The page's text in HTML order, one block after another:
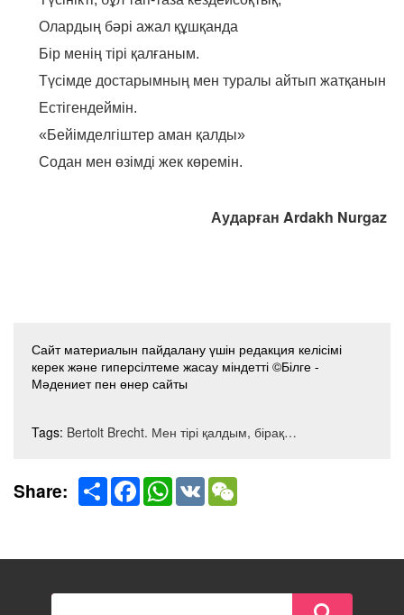
Олардың бәрі ажал құшқанда
Бір менің тірі қалғаным.
Түсімде достарымның мен туралы айтып жатқанын
Естігендеймін.
«Бейімделгіштер аман қалды»
Содан мен өзімді жек көремін.
Аударған Ardakh Nurgaz
Сайт материалын пайдалану үшін редакция келісімі
керек және гиперсілтеме жасау міндетті ©Білге -
Мәдениет пен өнер сайты
Tags: Bertolt Brecht. Мен тірі қалдым, бірақ…
Share: Share FacebookWhatsApp
VK